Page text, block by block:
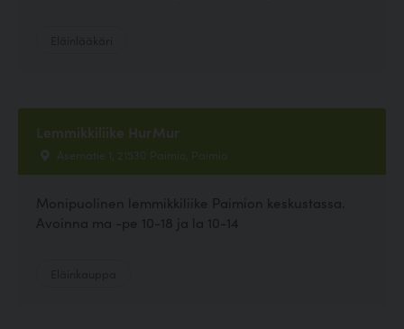
Lemmikkiliike HurMur
Asematie 1, 21530 Paimio, Paimio
Monipuolinen lemmikkiliike Paimion keskustassa.
Avoinna ma -pe 10-18 ja la 10-14